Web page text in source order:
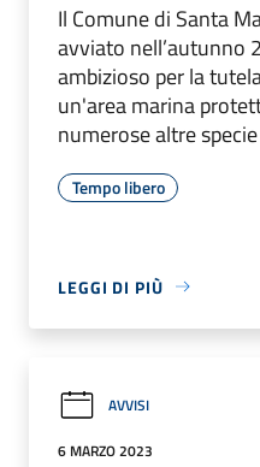
Il Comune di Santa
avviato nell’autunno
ambizioso per la
un'area marina
numerose altre
Tempo libero
LEGGI DI PIÙ
AVVISI
6 MARZO 2023